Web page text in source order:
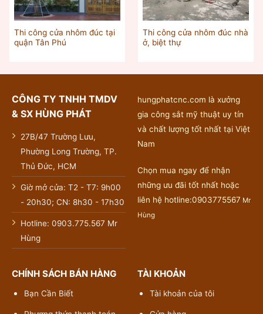
Thi công cửa nhôm đúc tại
quận Tân Phú
Thi công cửa nhôm đúc nhà
ở, biệt thự
CÔNG TY TNHH TMDV
& SX HÙNG PHÁT
27B/47 Trường Lưu,
Phường Long Trường, TP.
Thủ Đức, HCM
Giờ mở cửa: T2 - T7: 9h00
- 20h30; CN: 8h30 - 17h30
Hotline: 0903.775.567 Mr
Hùng
hungphatcnc.com là xưởng
gia công sắt mỹ thuật uy tín
và chất lượng tốt nhất tại Việt
Nam
Chọn mua ngay để nhận
những ưu đãi tốt nhất hoặc
liên hệ hotline:0903775567 Mr
Hùng
CHÍNH SÁCH BÁN HÀNG
Bạn Cần Biết
TÀI KHOẢN
Tài khoản của tôi